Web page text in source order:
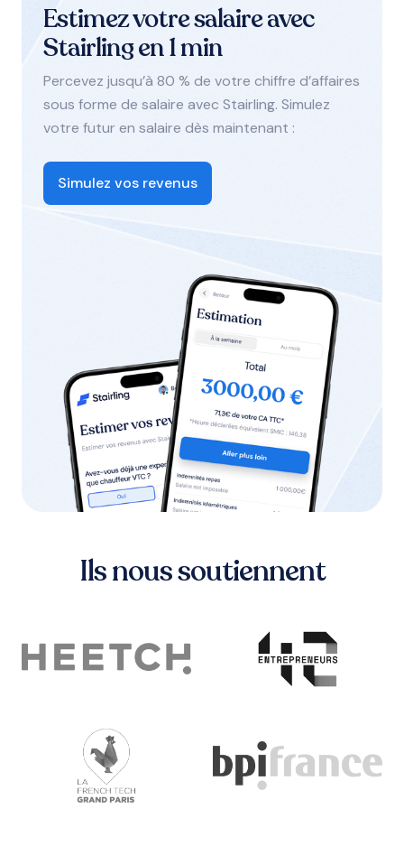
Estimez votre salaire avec
Stairling en 1 min
Percevez jusqu’à 80 % de votre chiffre d’affaires
sous forme de salaire avec Stairling. Simulez
votre futur en salaire dès maintenant :
Simulez vos revenus
Ils nous soutiennent